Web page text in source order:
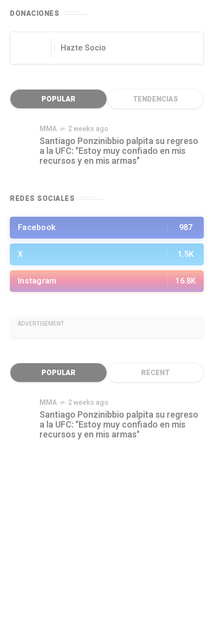
DONACIONES
Hazte Socio
POPULAR TENDENCIAS
MMA 2 weeks ago
Santiago Ponzinibbio palpita su regreso
a la UFC: "Estoy muy confiado en mis
recursos y en mis armas"
REDES SOCIALES
Facebook 987
X 1.5K
Instagram 16.8K
ADVERTISEMENT
POPULAR RECENT
MMA 2 weeks ago
Santiago Ponzinibbio palpita su regreso
a la UFC: "Estoy muy confiado en mis
recursos y en mis armas"